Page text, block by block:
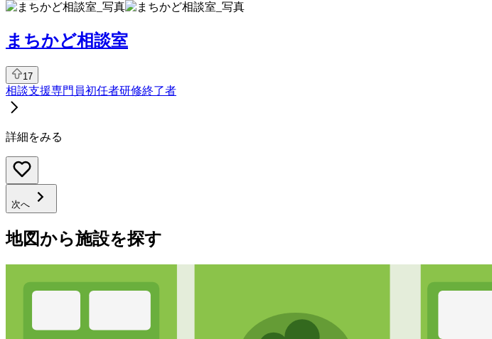
まちかど相談室
17
相談支援専門員初任者研修終了者
詳細をみる
次へ
地図から施設を探す